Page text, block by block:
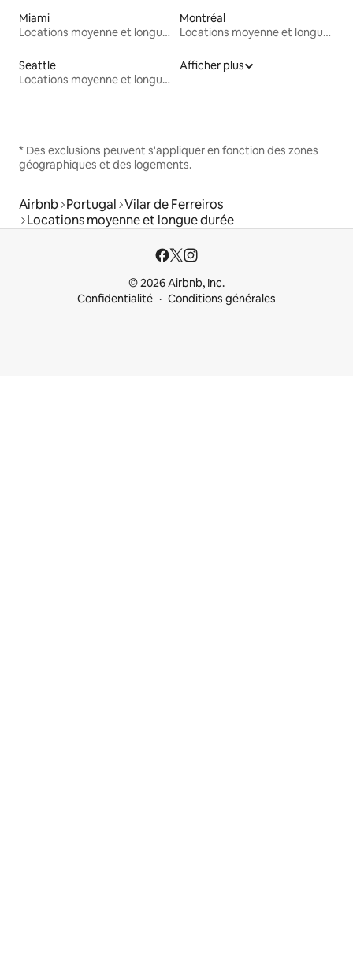
Miami
Locations moyenne et longue durée
Montréal
Locations moyenne et longue durée
Seattle
Locations moyenne et longue durée
Afficher plus
* Des exclusions peuvent s'appliquer en fonction des zones
géographiques et des logements.
Airbnb Portugal Vilar de Ferreiros
Locations moyenne et longue durée
© 2026 Airbnb, Inc.
Confidentialité
Conditions générales